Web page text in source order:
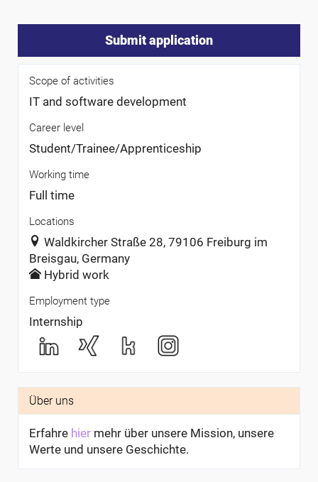
Submit application
Scope of activities
IT and software development
Career level
Student/Trainee/Apprenticeship
Working time
Full time
Locations
Waldkircher Straße 28, 79106 Freiburg im
Breisgau, Germany
Hybrid work
Employment type
Internship
Über uns
Erfahre hier mehr über unsere Mission, unsere
Werte und unsere Geschichte.